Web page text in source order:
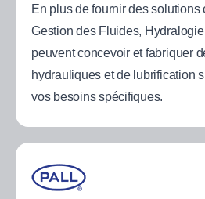
En plus de fournir des solutions
Gestion des Fluides,
peuvent concevoir et fabriquer
hydrauliques et de lubrification
vos besoins spécifiques.